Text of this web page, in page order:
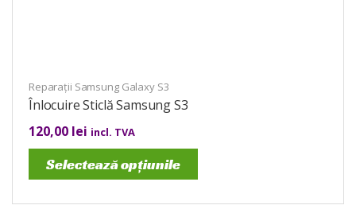
Reparații Samsung Galaxy S3
Înlocuire Sticlă Samsung S3
120,00 lei incl. TVA
Selectează opțiunile